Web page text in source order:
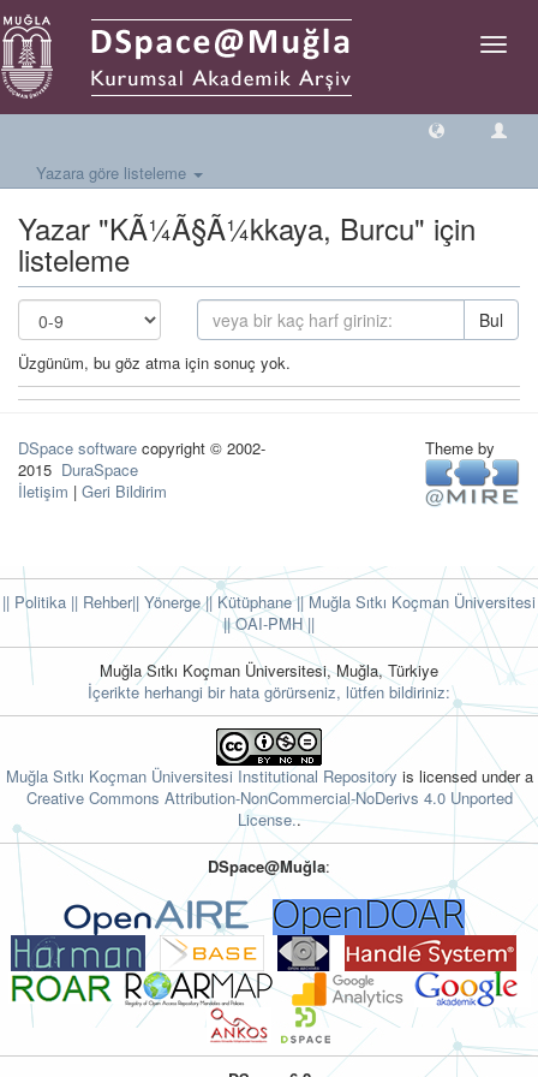
Geçiş
Yazara göre listeleme
Yazar "KÃ¼Ã§Ã¼kkaya, Burcu" için
listeleme
Bul
Üzgünüm, bu göz atma için sonuç yok.
DSpace software copyright © 2002-
2015 DuraSpace
İletişim | Geri Bildirim
Theme by
|| Politika || Rehber|| Yönerge|| Kütüphane|| Muğla Sıtkı Koçman Üniversitesi
||OAI-PMH ||
Muğla Sıtkı Koçman Üniversitesi, Muğla, Türkiye
İçerikte herhangi bir hata görürseniz, lütfen bildiriniz:
Muğla Sıtkı Koçman Üniversitesi Institutional Repository is licensed under a
Creative Commons Attribution-NonCommercial-NoDerivs 4.0 Unported
License..
DSpace@Muğla: